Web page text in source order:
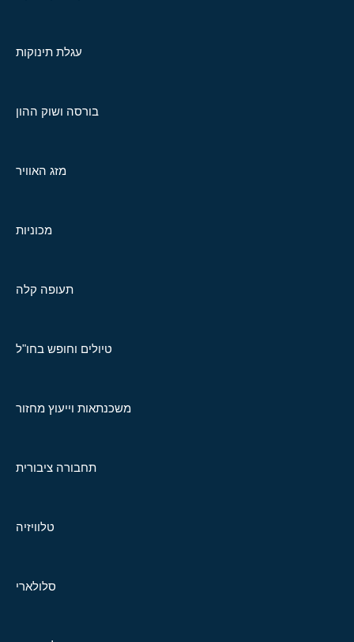
עגלת תינוקות
בורסה ושוק ההון
מזג האוויר
מכוניות
תעופה קלה
טיולים וחופש בחו"ל
משכנתאות וייעוץ מחזור
תחבורה ציבורית
טלוויזיה
סלולארי